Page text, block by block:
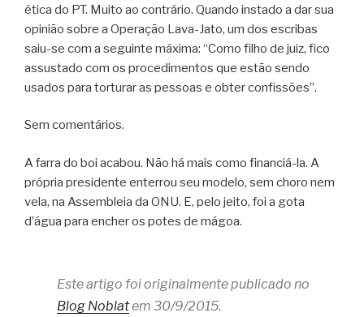
ética do PT. Muito ao contrário. Quando instado a dar sua
opinião sobre a Operação Lava-Jato, um dos escribas
saiu-se com a seguinte máxima: “Como filho de juiz, fico
assustado com os procedimentos que estão sendo
usados para torturar as pessoas e obter confissões”.
Sem comentários.
A farra do boi acabou. Não há mais como financiá-la. A
própria presidente enterrou seu modelo, sem choro nem
vela, na Assembleia da ONU. E, pelo jeito, foi a gota
d’água para encher os potes de mágoa.
Este artigo foi originalmente publicado no
Blog Noblatem 30/9/2015.